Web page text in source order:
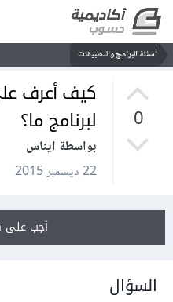
أسئلة البرامج والتطبيقات
0
كيف أعرف
لبرنامج ما؟
بواسطة ايناس
22 ديسمبر 2015
أجب على
السؤال